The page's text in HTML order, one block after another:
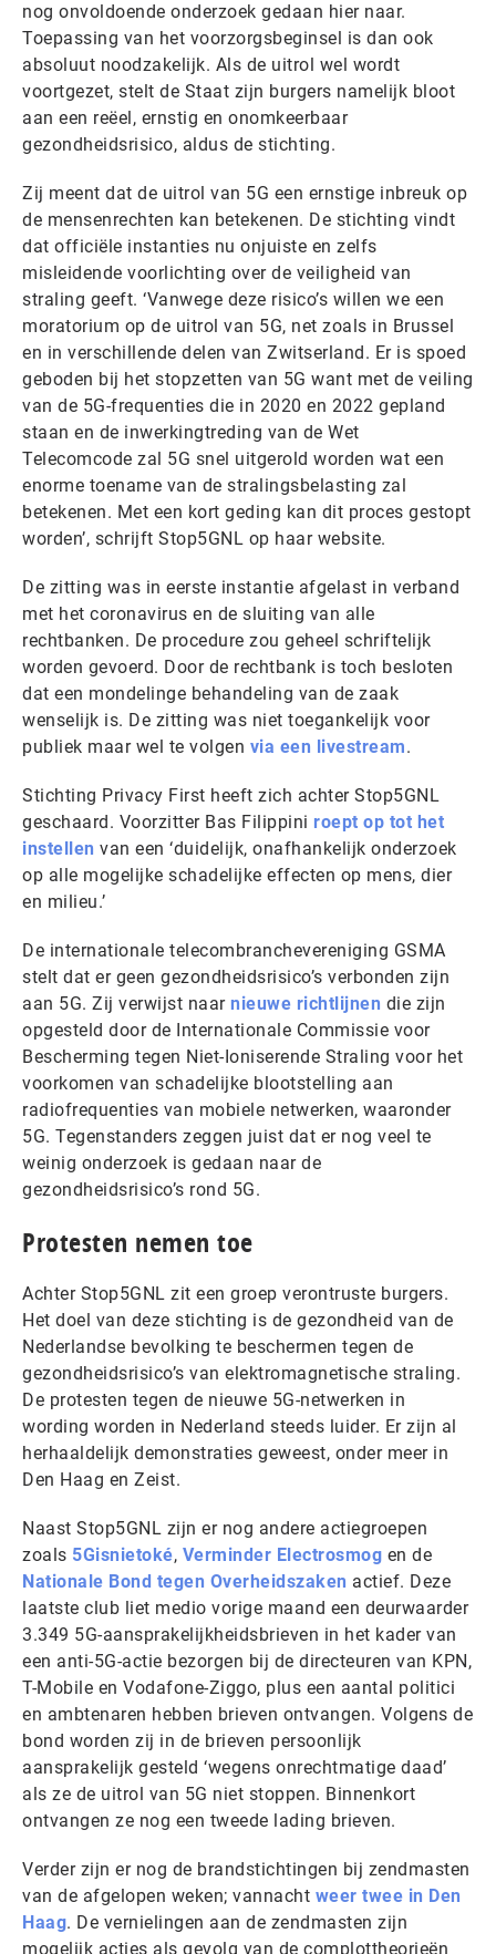
nog onvoldoende onderzoek gedaan hier naar.
Toepassing van het voorzorgsbeginsel is dan ook
absoluut noodzakelijk. Als de uitrol wel wordt
voortgezet, stelt de Staat zijn burgers namelijk bloot
aan een reëel, ernstig en onomkeerbaar
gezondheidsrisico, aldus de stichting.
Zij meent dat de uitrol van 5G een ernstige inbreuk op
de mensenrechten kan betekenen. De stichting vindt
dat officiële instanties nu onjuiste en zelfs
misleidende voorlichting over de veiligheid van
straling geeft. ‘Vanwege deze risico’s willen we een
moratorium op de uitrol van 5G, net zoals in Brussel
en in verschillende delen van Zwitserland. Er is spoed
geboden bij het stopzetten van 5G want met de veiling
van de 5G-frequenties die in 2020 en 2022 gepland
staan en de inwerkingtreding van de Wet
Telecomcode zal 5G snel uitgerold worden wat een
enorme toename van de stralingsbelasting zal
betekenen. Met een kort geding kan dit proces gestopt
worden’, schrijft Stop5GNL op haar website.
De zitting was in eerste instantie afgelast in verband
met het coronavirus en de sluiting van alle
rechtbanken. De procedure zou geheel schriftelijk
worden gevoerd. Door de rechtbank is toch besloten
dat een mondelinge behandeling van de zaak
wenselijk is. De zitting was niet toegankelijk voor
publiek maar wel te volgen via een livestream.
Stichting Privacy First heeft zich achter Stop5GNL
geschaard. Voorzitter Bas Filippini roept op tot het
instellen van een ‘duidelijk, onafhankelijk onderzoek
op alle mogelijke schadelijke effecten op mens, dier
en milieu.’
De internationale telecombranchevereniging GSMA
stelt dat er geen gezondheidsrisico’s verbonden zijn
aan 5G. Zij verwijst naar nieuwe richtlijnen die zijn
opgesteld door de Internationale Commissie voor
Bescherming tegen Niet-Ioniserende Straling voor het
voorkomen van schadelijke blootstelling aan
radiofrequenties van mobiele netwerken, waaronder
5G. Tegenstanders zeggen juist dat er nog veel te
weinig onderzoek is gedaan naar de
gezondheidsrisico’s rond 5G.
Protesten nemen toe
Achter Stop5GNL zit een groep verontruste burgers.
Het doel van deze stichting is de gezondheid van de
Nederlandse bevolking te beschermen tegen de
gezondheidsrisico’s van elektromagnetische straling.
De protesten tegen de nieuwe 5G-netwerken in
wording worden in Nederland steeds luider. Er zijn al
herhaaldelijk demonstraties geweest, onder meer in
Den Haag en Zeist.
Naast Stop5GNL zijn er nog andere actiegroepen
zoals 5Gisnietoké, Verminder Electrosmog en de
Nationale Bond tegen Overheidszaken actief. Deze
laatste club liet medio vorige maand een deurwaarder
3.349 5G-aansprakelijkheidsbrieven in het kader van
een anti-5G-actie bezorgen bij de directeuren van KPN,
T-Mobile en Vodafone-Ziggo, plus een aantal politici
en ambtenaren hebben brieven ontvangen. Volgens de
bond worden zij in de brieven persoonlijk
aansprakelijk gesteld ‘wegens onrechtmatige daad’
als ze de uitrol van 5G niet stoppen. Binnenkort
ontvangen ze nog een tweede lading brieven.
Verder zijn er nog de brandstichtingen bij zendmasten
van de afgelopen weken; vannacht weer twee in Den
Haag. De vernielingen aan de zendmasten zijn
mogelijk acties als gevolg van de complottheorieën